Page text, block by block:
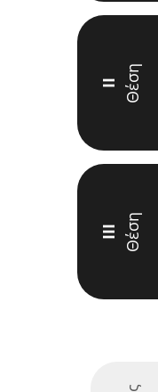
II Θέση
III Θέση